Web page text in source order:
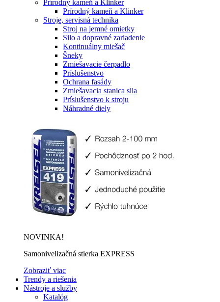
Prírodný kameň a Klinker
Prírodný kameň a Klinker
Stroje, servisná technika
Stroj na jemné omietky
Silo a dopravné zariadenie
Kontinuálny miešač
Šneky
Zmiešavacie čerpadlo
Príslušenstvo
Ochrana fasády
Zmiešavacia stanica sila
Príslušenstvo k stroju
Náhradné diely
NOVINKA!
Samonivelizačná stierka EXPRESS
Zobraziť viac
Trendy a riešenia
Nástroje a služby
Katalóg